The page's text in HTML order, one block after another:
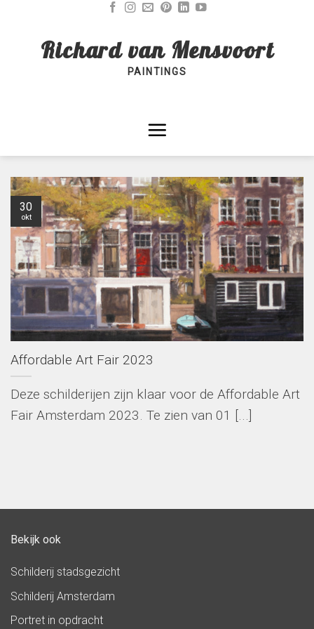
Richard van Mensvoort
PAINTINGS
Affordable Art Fair 2023
Deze schilderijen zijn klaar voor de Affordable Art
Fair Amsterdam 2023. Te zien van 01 [...]
30
okt
Bekijk ook
Schilderij stadsgezicht
Schilderij Amsterdam
Portret in opdracht